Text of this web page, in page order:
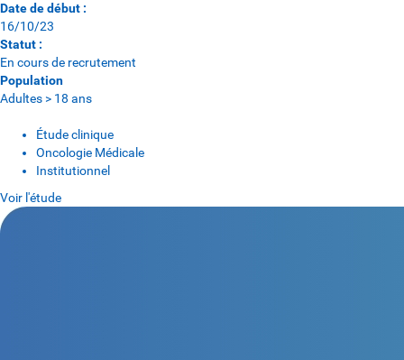
Date de début :
16/10/23
Statut :
En cours de recrutement
Population
Adultes > 18 ans
Étude clinique
Oncologie Médicale
Institutionnel
Voir l'étude